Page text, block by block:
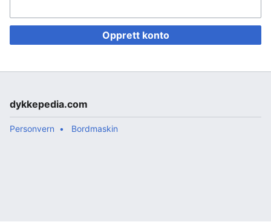
Opprett konto
dykkepedia.com
Personvern Bordmaskin